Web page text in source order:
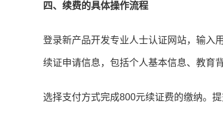
四、续费的具体操作流程
登录新产品开发专业人士认证网站，输入
续证申请信息，包括个人基本信息、教育
选择支付方式完成800元续证费的缴纳。